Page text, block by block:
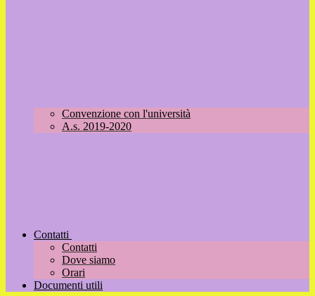
Convenzione con l'università
A.s. 2019-2020
Contatti
Contatti
Dove siamo
Orari
Documenti utili